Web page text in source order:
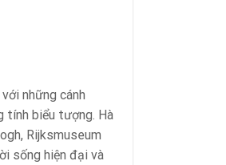
những cánh
tính biểu tượng. Hà
Rijksmuseum
sống hiện đại và